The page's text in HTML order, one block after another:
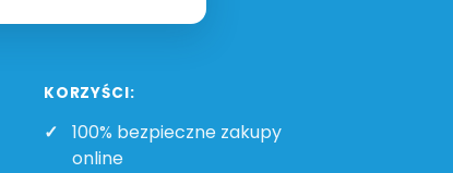
KORZYŚCI:
100% bezpieczne zakupy
online